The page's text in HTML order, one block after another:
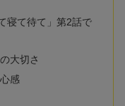
寝て待て」第2話で
大切さ
感